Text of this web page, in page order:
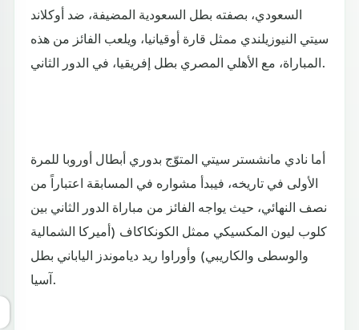
السعودي، بصفته بطل السعودية المضيفة، ضد أوكلاند
سيتي النيوزيلندي ممثل قارة أوقيانيا، ويلعب الفائز من هذه
المباراة، مع الأهلي المصري بطل إفريقيا، في الدور الثاني.
أما نادي مانشستر سيتي المتوّج بدوري أبطال أوروبا للمرة
الأولى في تاريخه، فيبدأ مشواره في المسابقة اعتباراً من
نصف النهائي، حيث يواجه الفائز من مباراة الدور الثاني بين
كلوب ليون المكسيكي ممثل الكونكاكاف (أميركا الشمالية
والوسطى والكاريبي) وأوراوا ريد دياموندز الياباني بطل
آسيا.